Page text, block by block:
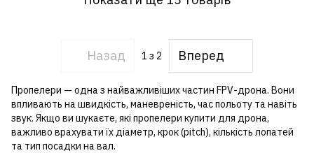
Назад 1 з 2 Вперед
Пропелери — одна з найважливіших частин FPV-дрона. Вони
впливають на швидкість, маневреність, час польоту та навіть
звук. Якщо ви шукаєте, які пропелери купити для дрона,
важливо врахувати їх діаметр, крок (pitch), кількість лопатей
та тип посадки на вал.